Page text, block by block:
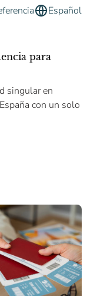
Español
para
singular en
con un solo